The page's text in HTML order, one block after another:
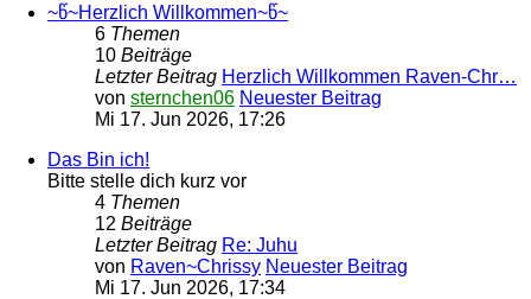
~წ~Herzlich Willkommen~წ~
6 Themen
10 Beiträge
Letzter Beitrag Herzlich Willkommen Raven-Chr…
von sternchen06 Neuester Beitrag
Mi 17. Jun 2026, 17:26
Das Bin ich!
Bitte stelle dich kurz vor
4 Themen
12 Beiträge
Letzter Beitrag Re: Juhu
von Raven~Chrissy Neuester Beitrag
Mi 17. Jun 2026, 17:34